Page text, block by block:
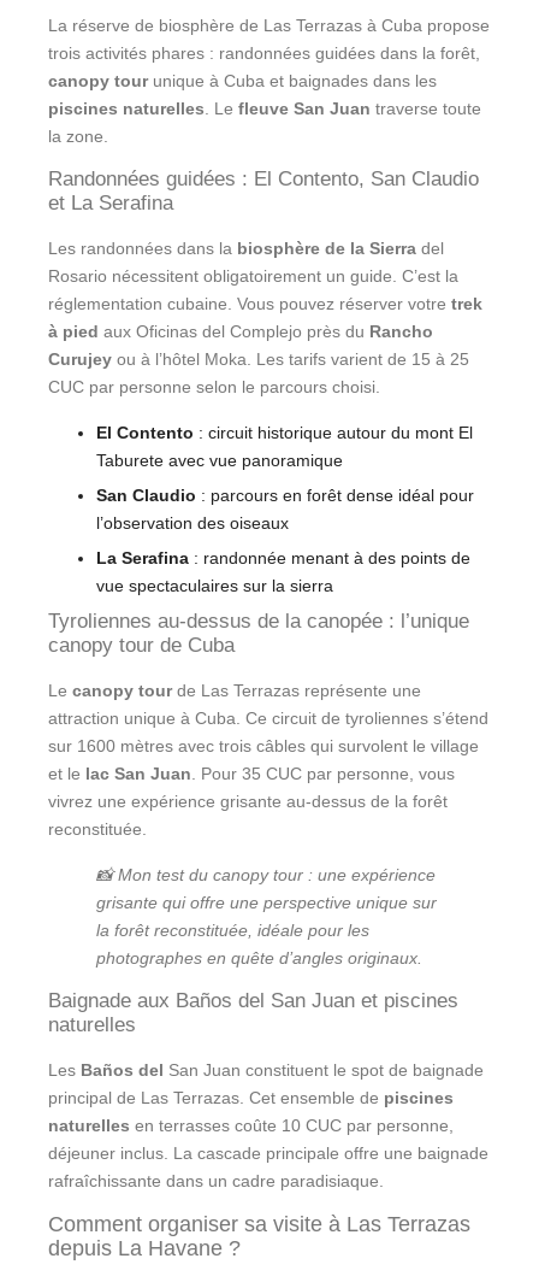
La réserve de biosphère de Las Terrazas à Cuba propose
trois activités phares : randonnées guidées dans la forêt,
canopy tourunique à Cuba et baignades dans les
piscines naturelles . Le fleuve San Juan traverse toute
la zone.
Randonnées guidées : El Contento, San Claudio
et La Serafina
Les randonnées dans la biosphère de la Sierra del
Rosario nécessitent obligatoirement un guide. C’est la
réglementation cubaine. Vous pouvez réserver votre trek
à pied aux Oficinas del Complejo près du Rancho
Curujey ou à l’hôtel Moka. Les tarifs varient de 15 à 25
CUC par personne selon le parcours choisi.
El Contento : circuit historique autour du mont El
Taburete avec vue panoramique
San Claudio : parcours en forêt dense idéal pour
l’observation des oiseaux
La Serafina : randonnée menant à des points de
vue spectaculaires sur la sierra
Tyroliennes au-dessus de la canopée : l’unique
canopy tour de Cuba
Le canopy tourde Las Terrazas représente une
attraction unique à Cuba. Ce circuit de tyroliennes s’étend
sur 1600 mètres avec trois câbles qui survolent le village
et le lac San Juan . Pour 35 CUC par personne, vous
vivrez une expérience grisante au-dessus de la forêt
reconstituée.
📸 Mon test du canopy tour : une expérience
grisante qui offre une perspective unique sur
la forêt reconstituée, idéale pour les
photographes en quête d’angles originaux.
Baignade aux Baños del San Juan et piscines
naturelles
Les Baños del San Juan constituent le spot de baignade
principal de Las Terrazas. Cet ensemble de piscines
naturelles en terrasses coûte 10 CUC par personne,
déjeuner inclus. La cascade principale offre une baignade
rafraîchissante dans un cadre paradisiaque.
Comment organiser sa visite à Las Terrazas
depuis La Havane ?